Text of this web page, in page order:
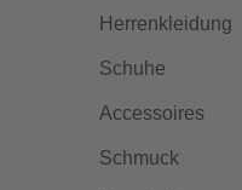
Herrenkleidung
Schuhe
Accessoires
Schmuck